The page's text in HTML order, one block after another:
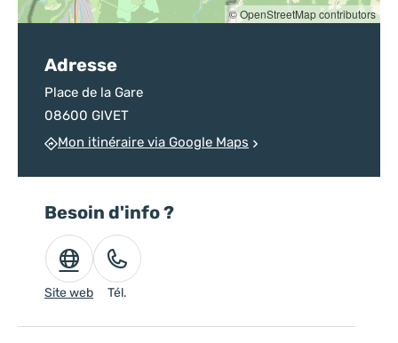
© OpenStreetMap contributors
Adresse
Place de la Gare
08600 GIVET
Mon itinéraire via Google Maps
Besoin d'info ?
Site web Tél.